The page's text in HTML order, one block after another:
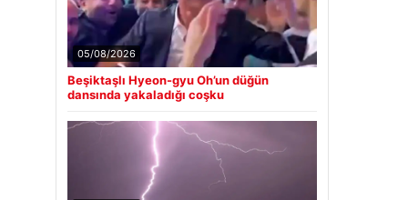
05/08/2026
Beşiktaşlı Hyeon-gyu Oh’un düğün
dansında yakaladığı coşku